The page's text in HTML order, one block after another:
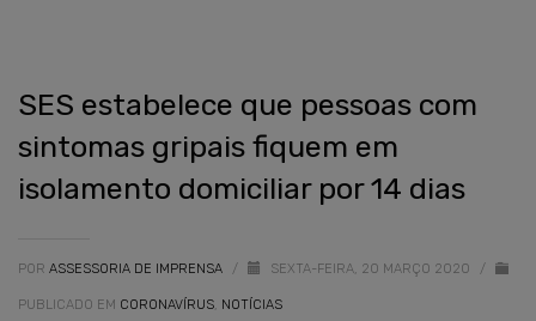
SES estabelece que pessoas com
sintomas gripais fiquem em
isolamento domiciliar por 14 dias
POR ASSESSORIA DE IMPRENSA / SEXTA-FEIRA, 20 MARÇO 2020 /
PUBLICADO EM CORONAVÍRUS, NOTÍCIAS